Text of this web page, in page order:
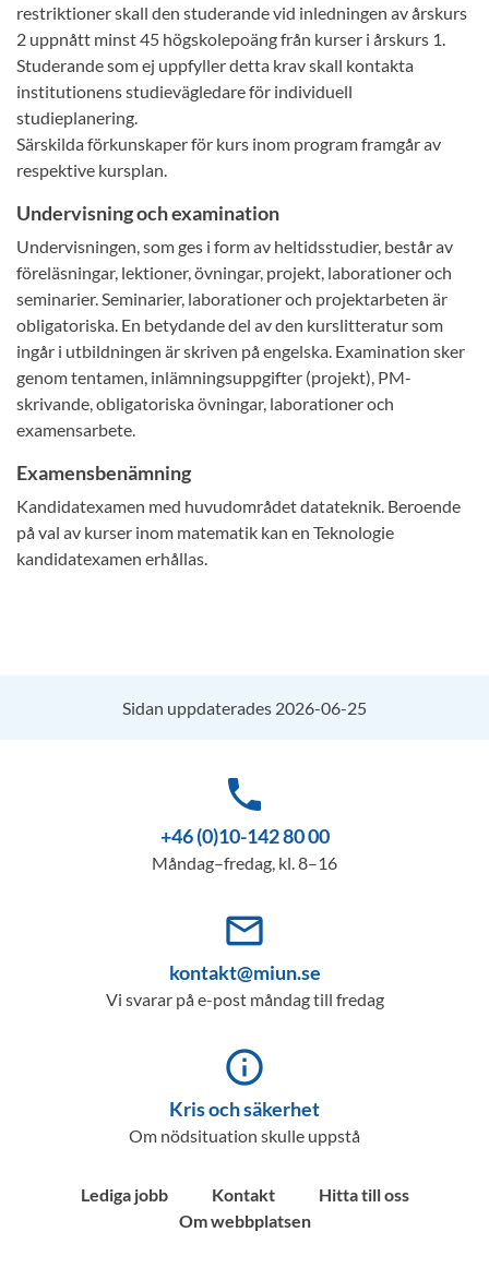
restriktioner skall den studerande vid inledningen av årskurs
2 uppnått minst 45 högskolepoäng från kurser i årskurs 1.
Studerande som ej uppfyller detta krav skall kontakta
institutionens studievägledare för individuell
studieplanering.
Särskilda förkunskaper för kurs inom program framgår av
respektive kursplan.
Undervisning och examination
Undervisningen, som ges i form av heltidsstudier, består av
föreläsningar, lektioner, övningar, projekt, laborationer och
seminarier. Seminarier, laborationer och projektarbeten är
obligatoriska. En betydande del av den kurslitteratur som
ingår i utbildningen är skriven på engelska. Examination sker
genom tentamen, inlämningsuppgifter (projekt), PM-
skrivande, obligatoriska övningar, laborationer och
examensarbete.
Examensbenämning
Kandidatexamen med huvudområdet datateknik. Beroende
på val av kurser inom matematik kan en Teknologie
kandidatexamen erhållas.
Sidan uppdaterades 2026-06-25
phone
+46 (0)10-142 80 00
Måndag–fredag, kl. 8–16
mail_outline
kontakt@miun.se
Vi svarar på e-post måndag till fredag
info_outline
Kris och säkerhet
Om nödsituation skulle uppstå
Lediga jobb Kontakt
Hitta till oss
Om webbplatsen